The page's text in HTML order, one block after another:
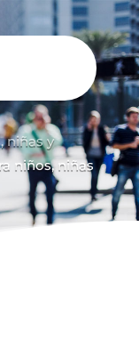
niñas y
niños, niñas